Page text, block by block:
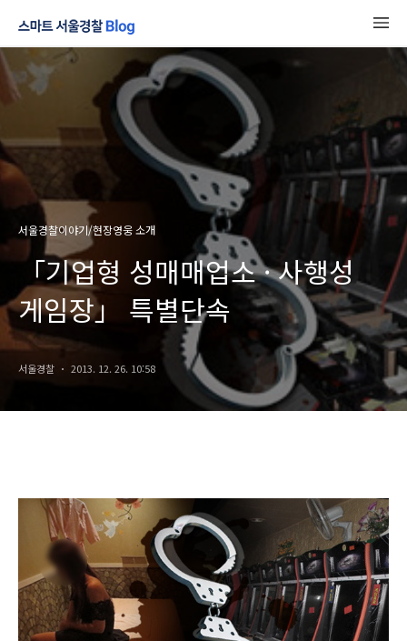
서울경찰이야기/현장영웅 소개
「기업형 성매매업소 · 사행성
게임장」 특별단속
서울경찰 2013. 12. 26. 10:58